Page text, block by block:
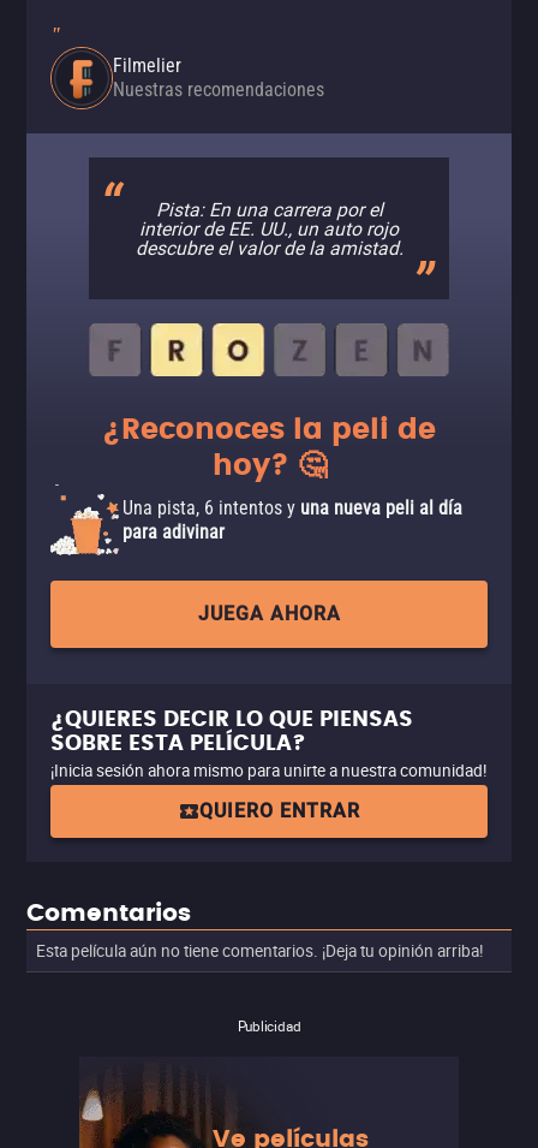
"
Filmelier
Nuestras recomendaciones
Pista: En una carrera por el
interior de EE. UU., un auto rojo
descubre el valor de la amistad.
¿Reconoces la peli de
hoy? 🤔
Una pista, 6 intentos y una nueva peli al día
para adivinar
JUEGA AHORA
¿QUIERES DECIR LO QUE PIENSAS
SOBRE ESTA PELÍCULA?
¡Inicia sesión ahora mismo para unirte a nuestra comunidad!
QUIERO ENTRAR
Comentarios
Esta película aún no tiene comentarios. ¡Deja tu opinión arriba!
Publicidad
Ve películas